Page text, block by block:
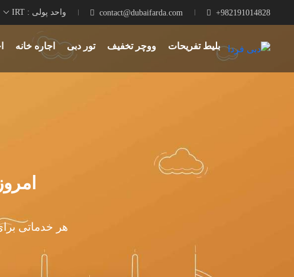
+982191014828
contact@dubaifarda.com واحد پولی :‌ IRT
بلیط تفریحات ووچر تخفیف تور دبی اجاره خانه
هر خدماتی